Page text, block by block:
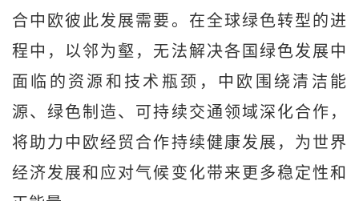
合中欧彼此发展需要。在全球绿色转型的进
程中，以邻为壑，无法解决各国绿色发展中
面临的资源和技术瓶颈，中欧围绕清洁能
源、绿色制造、可持续交通领域深化合作，
将助力中欧经贸合作持续健康发展，为世界
经济发展和应对气候变化带来更多稳定性和